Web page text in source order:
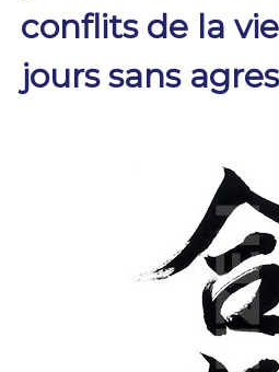
conflits de la
jours sans